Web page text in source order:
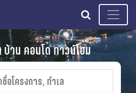
search
าน คอนโด ทาวน์โฮม
รงการ, ทำเล